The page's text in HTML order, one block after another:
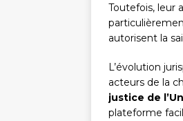
Toutefois, leur
autorisent la
L’évolution
acteurs de la
justice de
plateforme